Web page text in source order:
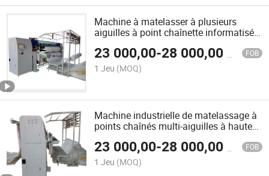
Machine à matelasser à plusieurs
aiguilles à point chaînette informatisée
23 000,00-28 000,00 FOB
1 Jeu (MOQ)
Machine industrielle de matelassage à
points chaînés multi-aiguilles à haute
23 000,00-28 000,00 FOB
1 Jeu (MOQ)